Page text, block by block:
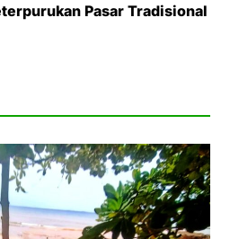
Pasar Tradisional